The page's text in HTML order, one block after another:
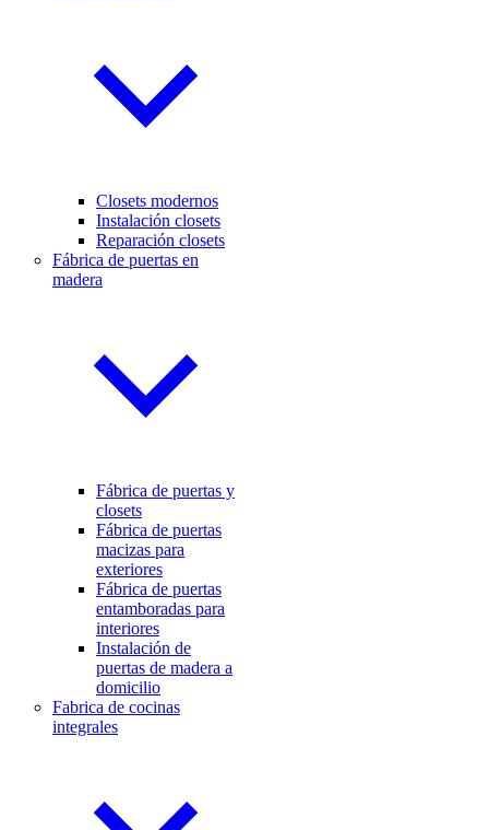
Closets modernos
Instalación closets
Reparación closets
Fábrica de puertas en
madera
Fábrica de puertas y
closets
Fábrica de puertas
macizas para
exteriores
Fábrica de puertas
entamboradas para
interiores
Instalación de
puertas de madera a
domicilio
Fabrica de cocinas
integrales